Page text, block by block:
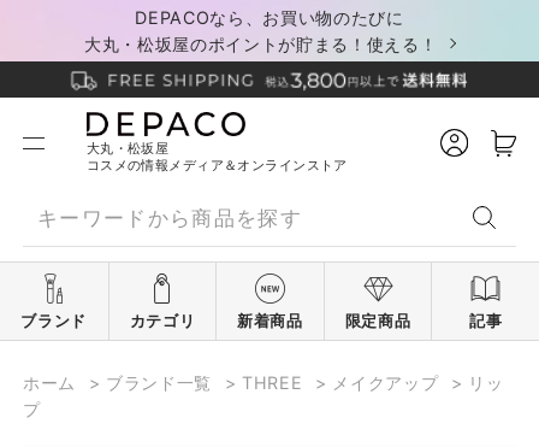
DEPACOなら、お買い物のたびに
大丸・松坂屋のポイントが貯まる！使える！
大丸・松坂屋
コスメの情報メディア＆オンラインストア
ブランド カテゴリ 新着商品 限定商品 記事
ホーム > ブランド一覧 > THREE > メイクアップ > リッ
プ